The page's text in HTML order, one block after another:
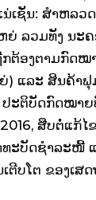
ນ່ເຊັ່ນ: ສຳຫລ
ຍ່ ລວມທັງ ນະ
ຕ້ອງຕາມກົດໝ
) ແລະ ສິນຄ້າຟຸ
ະຕິບັດກົດໝາ
ສືບຕໍ່ແກ້ໄ
ທະບັດຊຳລະໜີ້
ຕີບໂຕ ຂອງເສ